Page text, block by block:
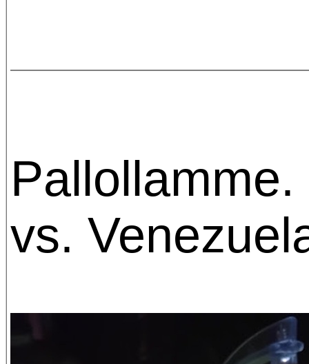
Pallollamme.
vs.